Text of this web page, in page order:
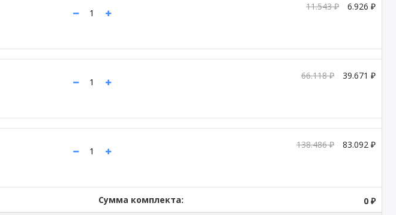
11.543 ₽ 6.926 ₽
66.118 ₽ 39.671 ₽
138.486 ₽ 83.092 ₽
Сумма комплекта: 0 ₽